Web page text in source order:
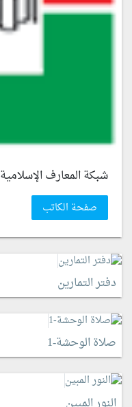
شبكة المعارف الإسلامية
صفحة الكاتب
دفتر التمارين
صلاة الوحشة-1